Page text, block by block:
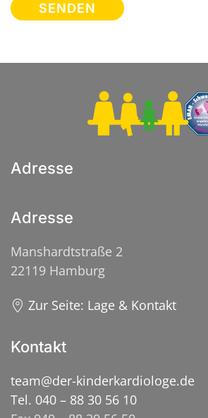
SENDEN
Adresse
Adresse
Manshardtstraße 2
22119 Hamburg
Zur Seite: Lage & Kontakt
Kontakt
team@der-kinderkardiologe.de
Tel. 040 – 88 30 56 10